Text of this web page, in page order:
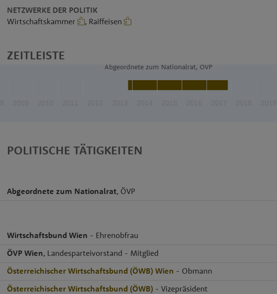
NETZWERKE DER POLITIK
Wirtschaftskammer
, Raiffeisen
ZEITLEISTE
Abgeordnete zum Nationalrat, ÖVP
POLITISCHE TÄTIGKEITEN
Abgeordnete zum Nationalrat, ÖVP
Wirtschaftsbund Wien - Ehrenobfrau
ÖVP Wien, Landesparteivorstand - Mitglied
Österreichischer Wirtschaftsbund (ÖWB) Wien - Obmann
Österreichischer Wirtschaftsbund (ÖWB) - Vizepräsident